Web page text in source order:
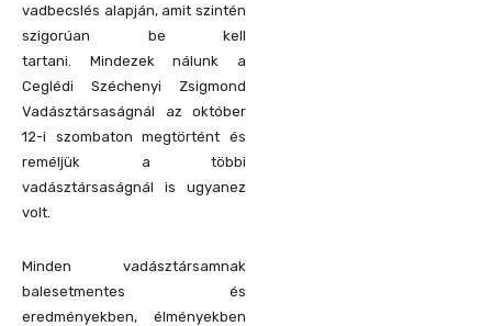
vadbecslés alapján, amit szintén
szigorúan be kell
tartani. Mindezek nálunk a
Ceglédi Széchenyi Zsigmond
Vadásztársaságnál az október
12-i szombaton megtörtént és
reméljük a többi
vadásztársaságnál is ugyanez
volt.
Minden vadásztársamnak
balesetmentes és
eredményekben, élményekben